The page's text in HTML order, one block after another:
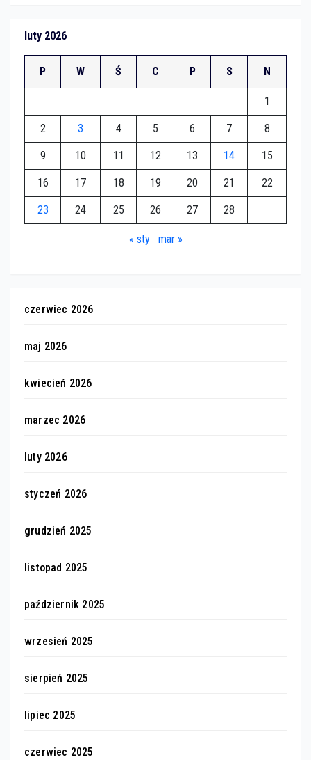
luty 2026
P W Ś C P S N
1
2 3 4 5 6 7 8
9 10 11 12 13 14 15
16 17 18 19 20 21 22
23 24 25 26 27 28
« sty mar »
czerwiec 2026
maj 2026
kwiecień 2026
marzec 2026
luty 2026
styczeń 2026
grudzień 2025
listopad 2025
październik 2025
wrzesień 2025
sierpień 2025
lipiec 2025
czerwiec 2025